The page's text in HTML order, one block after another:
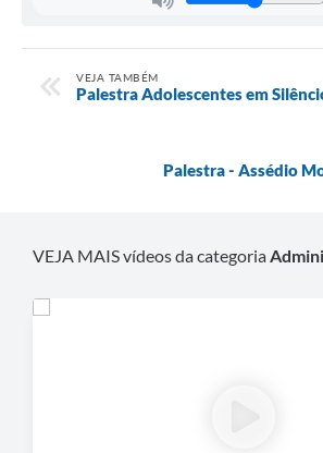
VEJA TAMBÉM
Palestra Adolescentes em
Palestra - Assédio
VEJA MAIS vídeos da categoria